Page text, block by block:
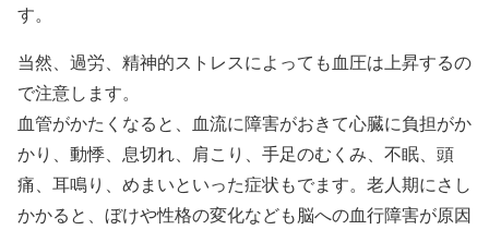
す。
当然、過労、精神的ストレスによっても血圧は上昇するの
で注意します。
血管がかたくなると、血流に障害がおきて心臓に負担がか
かり、動悸、息切れ、肩こり、手足のむくみ、不眠、頭
痛、耳鳴り、めまいといった症状もでます。老人期にさし
かかると、ぼけや性格の変化なども脳への血行障害が原因